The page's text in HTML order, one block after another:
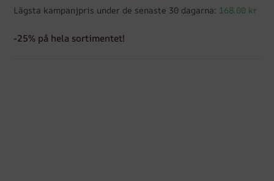
Lägsta kampanjpris under de senaste 30 dagarna: 168.00 kr
-25% på hela sortimentet!